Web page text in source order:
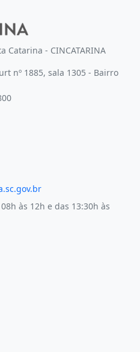
Catarina - CINCATARINA
nº 1885, sala 1305 - Bairro
às 12h e das 13:30h às